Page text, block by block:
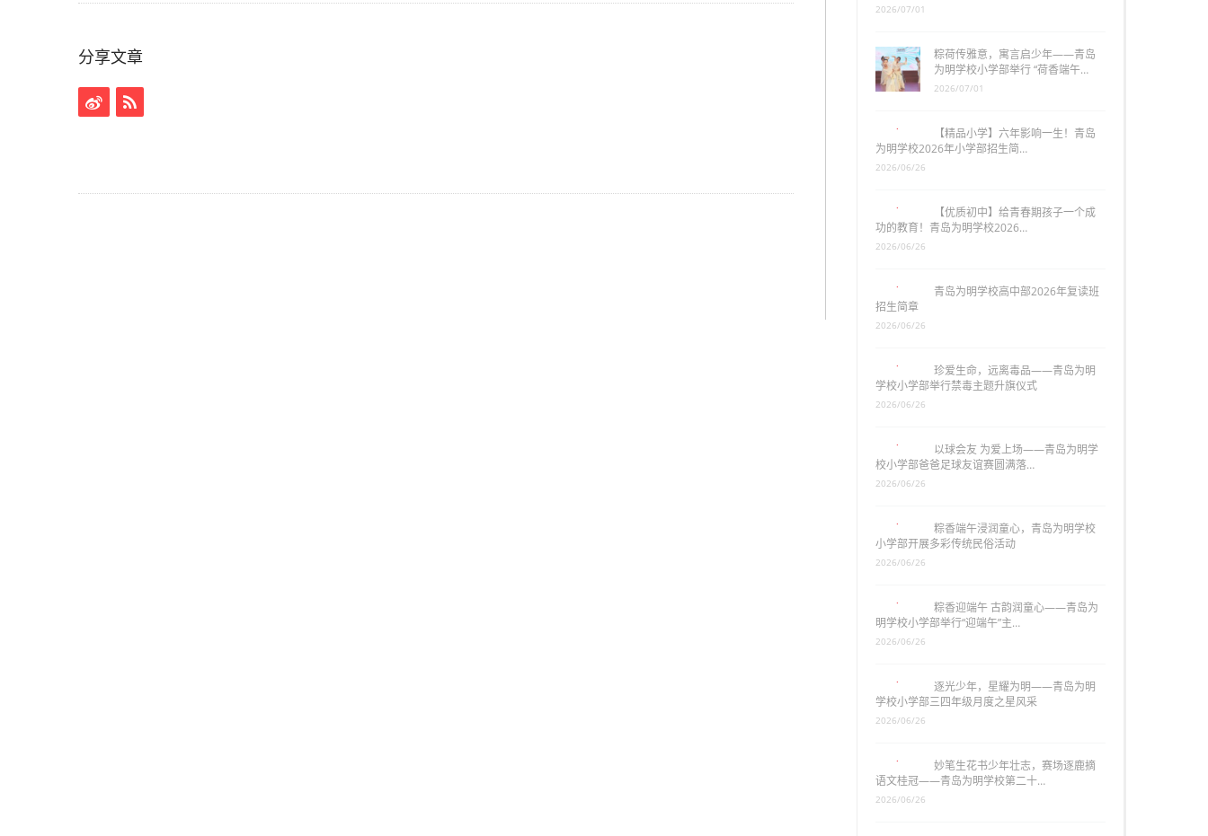
分享文章
粽荷传雅意，寓言启少年——青岛
为明学校小学部举行 “荷香端午…
2026/07/01
【精品小学】六年影响一生！青岛
为明学校2026年小学部招生简…
【优质初中】给青春期孩子一个成
功的教育！青岛为明学校2026…
青岛为明学校高中部2026年复读班
珍爱生命，远离毒品——青岛为明
学校小学部举行禁毒主题升旗仪式
以球会友 为爱上场——青岛为明学
校小学部爸爸足球友谊赛圆满落…
粽香端午浸润童心，青岛为明学校
小学部开展多彩传统民俗活动
粽香迎端午 古韵润童心——青岛为
明学校小学部举行“迎端午”主…
逐光少年，星耀为明——青岛为明
学校小学部三四年级月度之星风采
妙笔生花书少年壮志，赛场逐鹿摘
语文桂冠——青岛为明学校第二十…
2026/06/26